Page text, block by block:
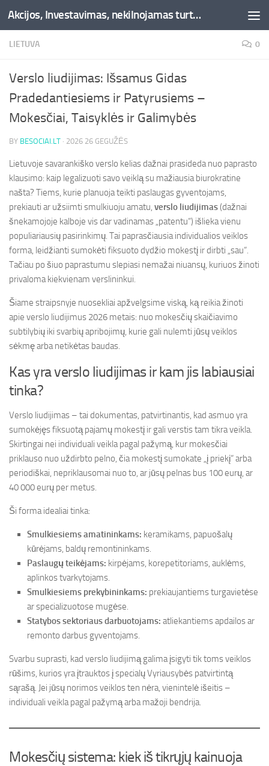
Skip to content Akcijos, Investavimas, nekilnojamas turtas, kriptovaliutos - Besociai.lt
LIETUVA 0
Verslo liudijimas: Išsamus Gidas
Pradedantiesiems ir Patyrusiems –
Mokesčiai, Taisyklės ir Galimybės
BY BESOCIAI.LT · 2026 26 GEGUŽĖS
Lietuvoje savarankiško verslo kelias dažnai prasideda nuo paprasto
klausimo: kaip legalizuoti savo veiklą su mažiausia biurokratine
našta? Tiems, kurie planuoja teikti paslaugas gyventojams,
prekiauti ar užsiimti smulkiuoju amatu, verslo liudijimas(dažnai
šnekamojoje kalboje vis dar vadinamas „patentu“) išlieka vienu
populiariausių pasirinkimų. Tai paprasčiausia individualios veiklos
forma, leidžianti sumokėti fiksuoto dydžio mokestį ir dirbti „sau“.
Tačiau po šiuo paprastumu slepiasi nemažai niuansų, kuriuos žinoti
privaloma kiekvienam verslininkui.
Šiame straipsnyje nuosekliai apžvelgsime viską, ką reikia žinoti
apie verslo liudijimus 2026 metais: nuo mokesčių skaičiavimo
subtilybių iki svarbių apribojimų, kurie gali nulemti jūsų veiklos
sėkmę arba netikėtas baudas.
Kas yra verslo liudijimas ir kam jis labiausiai
tinka?
Verslo liudijimas – tai dokumentas, patvirtinantis, kad asmuo yra
sumokėjęs fiksuotą pajamų mokestį ir gali verstis tam tikra veikla.
Skirtingai nei individuali veikla pagal pažymą, kur mokesčiai
priklauso nuo uždirbto pelno, čia mokestį sumokate „į priekį“ arba
periodiškai, nepriklausomai nuo to, ar jūsų pelnas bus 100 eurų, ar
40 000 eurų per metus.
Ši forma idealiai tinka:
Smulkiesiems amatininkams: keramikams, papuošalų
kūrėjams, baldų remontininkams.
Paslaugų teikėjams: kirpėjams, korepetitoriams, auklėms,
aplinkos tvarkytojams.
Smulkiesiems prekybininkams: prekiaujantiems turgavietėse
ar specializuotose mugėse.
Statybos sektoriaus darbuotojams: atliekantiems apdailos ar
remonto darbus gyventojams.
Svarbu suprasti, kad verslo liudijimą galima įsigyti tik toms veiklos
rūšims, kurios yra įtrauktos į specialų Vyriausybės patvirtintą
sąrašą. Jei jūsų norimos veiklos ten nėra, vienintelė išeitis –
individuali veikla pagal pažymą arba mažoji bendrija.
Mokesčių sistema: kiek iš tikrųjų kainuoja